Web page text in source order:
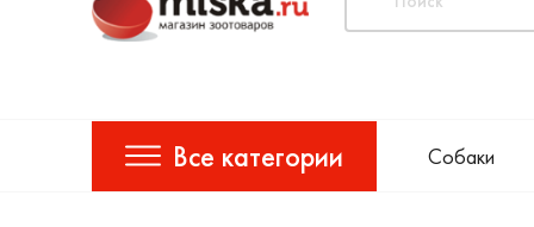
Все категории Собаки